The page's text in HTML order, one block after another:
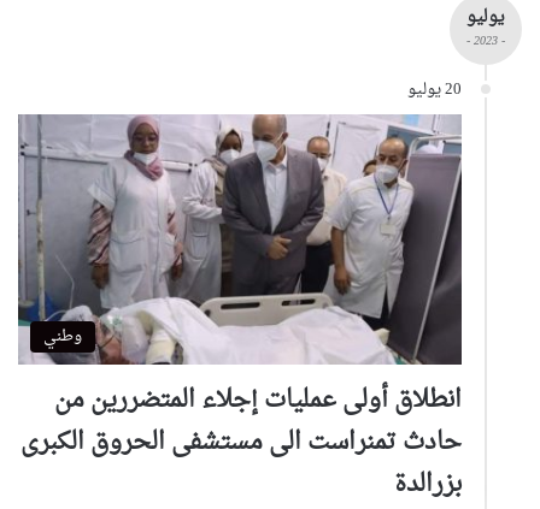
يوليو
- 2023 -
20 يوليو
وطني
انطلاق أولى عمليات إجلاء المتضررين من
حادث تمنراست الى مستشفى الحروق الكبرى
بزرالدة